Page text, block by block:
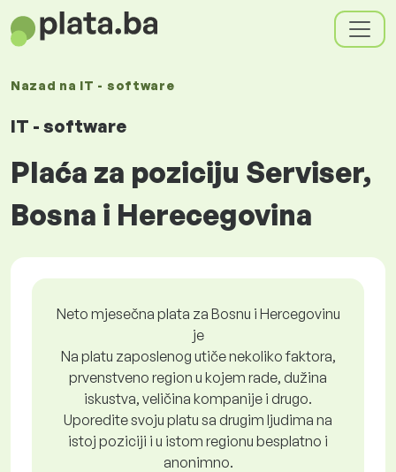
Nazad na IT - software
IT - software
Plaća za poziciju Serviser,
Bosna i Herecegovina
Neto mjesečna plata za Bosnu i Hercegovinu
je
Na platu zaposlenog utiče nekoliko faktora,
prvenstveno region u kojem rade, dužina
iskustva, veličina kompanije i drugo.
Uporedite svoju platu sa drugim ljudima na
istoj poziciji i u istom regionu besplatno i
anonimno.